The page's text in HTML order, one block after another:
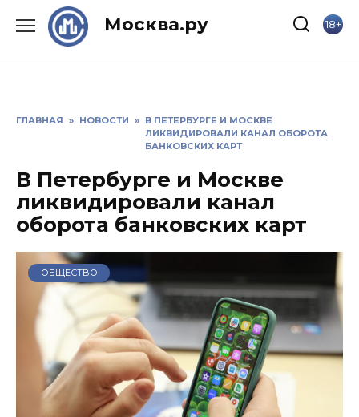
Москва.ру 18+
ГЛАВНАЯ » НОВОСТИ » В ПЕТЕРБУРГЕ И МОСКВЕ
ЛИКВИДИРОВАЛИ КАНАЛ ОБОРОТА
БАНКОВСКИХ КАРТ
В Петербурге и Москве
ликвидировали канал
оборота банковских карт
ОБЩЕСТВО